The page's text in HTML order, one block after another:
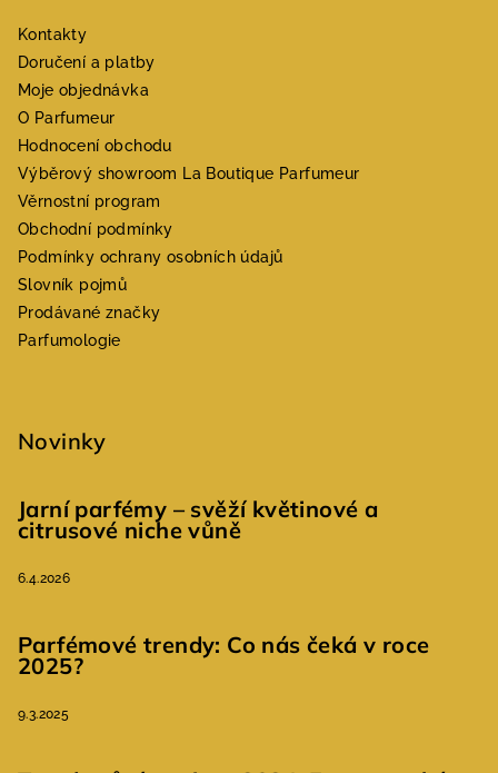
Kontakty
Doručení a platby
Moje objednávka
O Parfumeur
Hodnocení obchodu
Výběrový showroom La Boutique Parfumeur
Věrnostní program
Obchodní podmínky
Podmínky ochrany osobních údajů
Slovník pojmů
Prodávané značky
Parfumologie
Novinky
Jarní parfémy – svěží květinové a
citrusové niche vůně
6.4.2026
Parfémové trendy: Co nás čeká v roce
2025?
9.3.2025